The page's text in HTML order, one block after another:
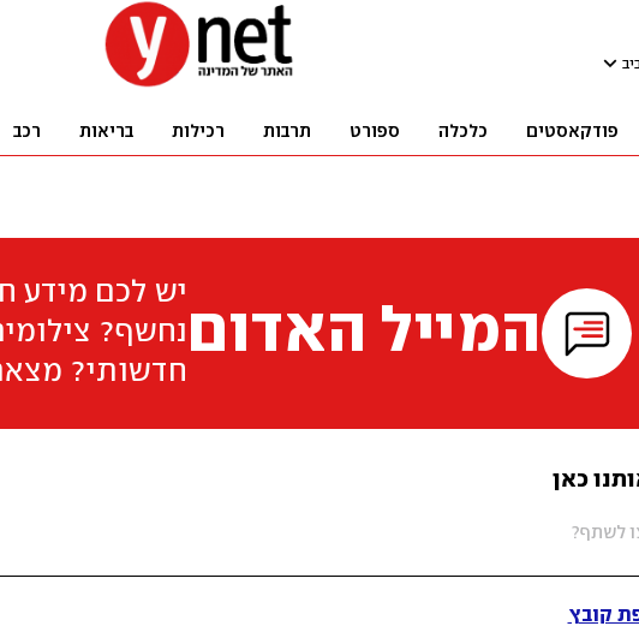
פודקאסטים כלכלה ספורט תרבות רכילות בריאות רכב
המייל האדום
יש לכם מידע
נחשף?
חדשותי?
כאן
קובץ